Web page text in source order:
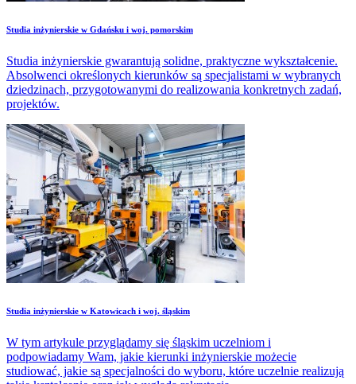
Studia inżynierskie w Gdańsku i woj. pomorskim
Studia inżynierskie gwarantują solidne, praktyczne wykształcenie.
Absolwenci określonych kierunków są specjalistami w wybranych
dziedzinach, przygotowanymi do realizowania konkretnych zadań,
projektów.
Studia inżynierskie w Katowicach i woj. śląskim
W tym artykule przyglądamy się śląskim uczelniom i
podpowiadamy Wam, jakie kierunki inżynierskie możecie
studiować, jakie są specjalności do wyboru, które uczelnie realizują